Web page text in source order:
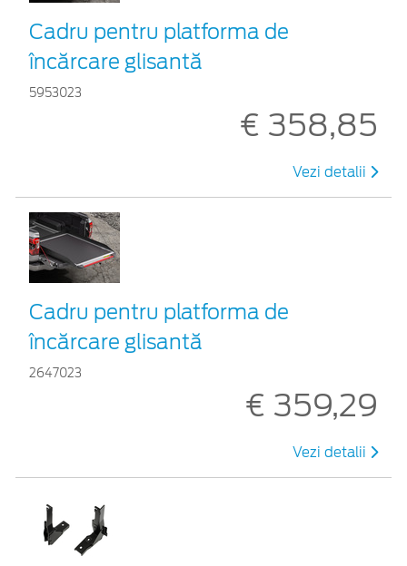
Cadru pentru platforma de
încărcare glisantă
5953023
€ 358,85
Vezi detalii
Cadru pentru platforma de
încărcare glisantă
2647023
€ 359,29
Vezi detalii